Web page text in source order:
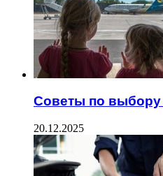
Советы по выбору
20.12.2025